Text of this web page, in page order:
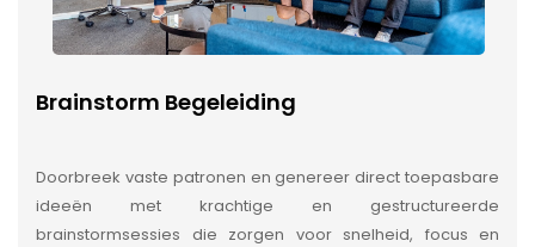
Brainstorm Begeleiding
Doorbreek vaste patronen en genereer direct toepasbare
ideeën met krachtige en gestructureerde
brainstormsessies die zorgen voor snelheid, focus en